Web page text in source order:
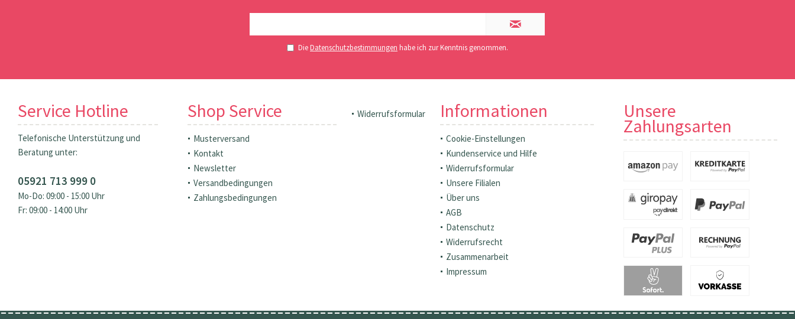
DieDatenschutzbestimmungen habe ich zur Kenntnis genommen.
Service Hotline
Telefonische Unterstützung und
Beratung unter:
05921 713 999 0
Mo-Do: 09:00 - 15:00 Uhr
Fr: 09:00 - 14:00 Uhr
Shop Service
Musterversand
Kontakt
Newsletter
Versandbedingungen
Zahlungsbedingungen
Widerrufsformular Informationen
Cookie-Einstellungen
Kundenservice und Hilfe
Widerrufsformular
Unsere Filialen
Über uns
AGB
Datenschutz
Widerrufsrecht
Zusammenarbeit
Impressum
Unsere
Zahlungsarten